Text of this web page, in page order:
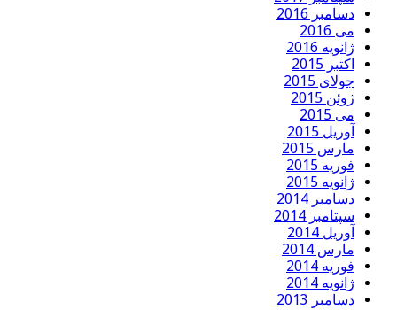
دسامبر 2016
می 2016
ژانویه 2016
اکتبر 2015
جولای 2015
ژوئن 2015
می 2015
آوریل 2015
مارس 2015
فوریه 2015
ژانویه 2015
دسامبر 2014
سپتامبر 2014
آوریل 2014
مارس 2014
فوریه 2014
ژانویه 2014
دسامبر 2013